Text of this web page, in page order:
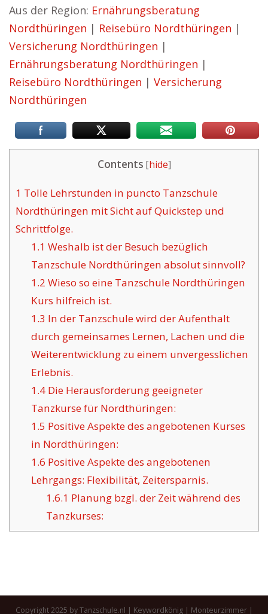
Aus der Region: Ernährungsberatung
Nordthüringen | Reisebüro Nordthüringen |
Versicherung Nordthüringen |
Ernährungsberatung Nordthüringen |
Reisebüro Nordthüringen | Versicherung
Nordthüringen
Contents [hide]
1 Tolle Lehrstunden in puncto Tanzschule
Nordthüringen mit Sicht auf Quickstep und
Schrittfolge.
1.1 Weshalb ist der Besuch bezüglich
Tanzschule Nordthüringen absolut sinnvoll?
1.2 Wieso so eine Tanzschule Nordthüringen
Kurs hilfreich ist.
1.3 In der Tanzschule wird der Aufenthalt
durch gemeinsames Lernen, Lachen und die
Weiterentwicklung zu einem unvergesslichen
Erlebnis.
1.4Die Herausforderung geeigneter
Tanzkurse für Nordthüringen:
1.5 Positive Aspekte des angebotenen Kurses
in Nordthüringen:
1.6 Positive Aspekte des angebotenen
Lehrgangs: Flexibilität, Zeitersparnis.
1.6.1 Planung bzgl. der Zeit während des
Tanzkurses:
Copyright 2025 by Tanzschule.nl | Keywordkönig| Monteurzimmer|